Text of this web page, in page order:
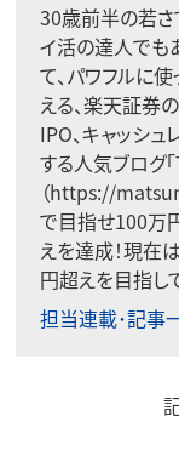
30歳前半の若さ
イ活の達人でも
て、パワフルに
える、楽天証券
IPO、キャッシ
する人気ブログ
（https://
で目指せ100万
えを達成！現在
円超えを目指し
担当連載･記事